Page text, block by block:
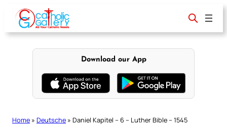
content
Download our App
Home » Deutsche » Daniel Kapitel – 6 – Luther Bible – 1545